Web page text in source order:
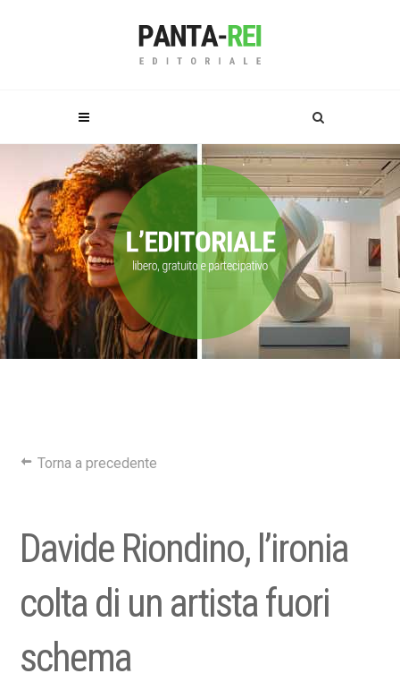
Torna a precedente
Davide Riondino, l’ironia
colta di un artista fuori
schema